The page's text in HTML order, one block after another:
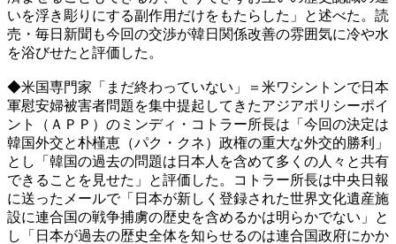
いを浮き彫りにする副作用だけをもたらした」と述べた。読
売・毎日新聞も今回の交渉が韓日関係改善の雰囲気に冷や水
を浴びせたと評価した。
◆米国専門家「まだ終わっていない」＝米ワシントンで日本
軍慰安婦被害者問題を集中提起してきたアジアポリシーポイ
ント（ＡＰＰ）のミンディ・コトラー所長は「今回の決定は
韓国外交と朴槿恵（パク・クネ）政権の重大な外交的勝利」
とし「韓国の過去の問題は日本人を含めて多くの人々と共有
できることを見せた」と評価した。コトラー所長は中央日報
に送ったメールで「日本が新しく登録された世界文化遺産施
設に連合国の戦争捕虜の歴史を含めるかは明らかでない」と
し「日本が過去の歴史全体を知らせるのは連合国政府にかか